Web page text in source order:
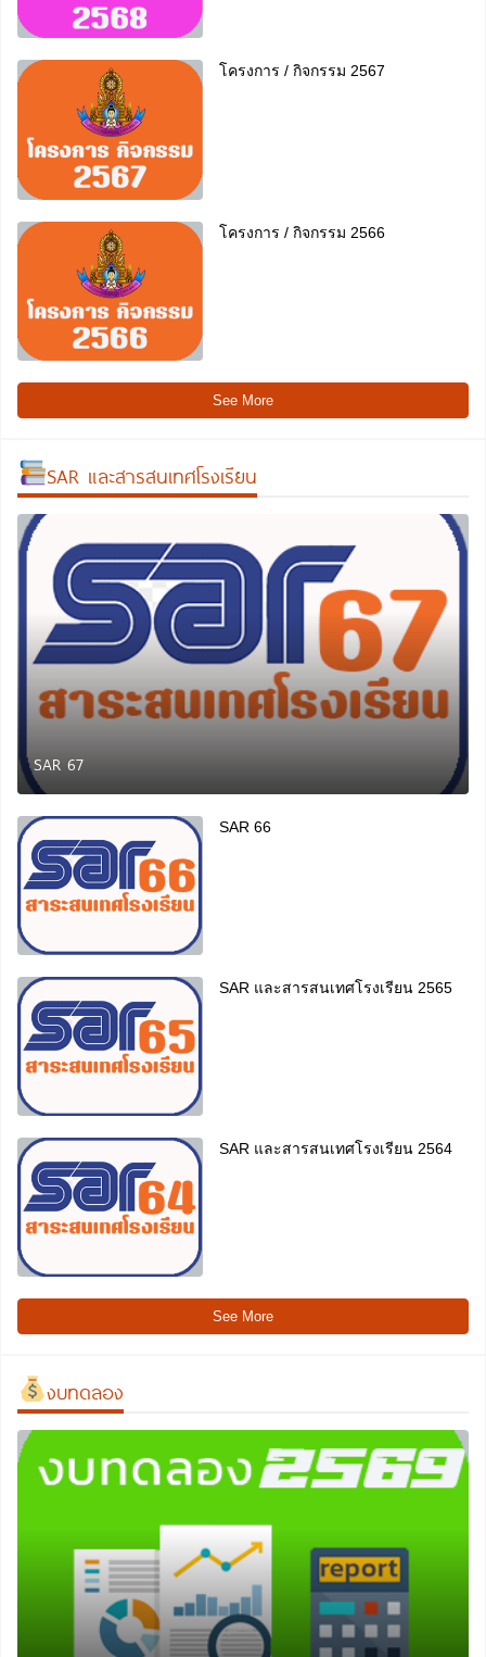
โครงการ / กิจกรรม 2567
โครงการ / กิจกรรม 2566
See More
SAR และสารสนเทศโรงเรียน
SAR 67
SAR 66
SAR และสารสนเทศโรงเรียน 2565
SAR และสารสนเทศโรงเรียน 2564
See More
งบทดลอง